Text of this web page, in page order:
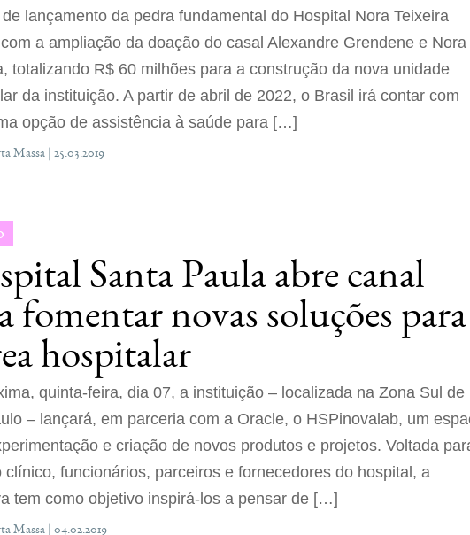
lançamento da pedra fundamental do Hospital Nora Teixeira
a ampliação da doação do casal Alexandre Grendene e Nora
totalizando R$ 60 milhões para a construção da nova unidade
da instituição. A partir de abril de 2022, o Brasil irá contar com
opção de assistência à saúde para […]
Massa | 25.03.2019
Santa Paula abre canal
fomentar novas soluções para
hospitalar
quinta-feira, dia 07, a instituição – localizada na Zona Sul de
– lançará, em parceria com a Oracle, o HSPinovalab, um
e criação de novos produtos e projetos. Voltada
clínico, funcionários, parceiros e fornecedores do hospital, a
tem como objetivo inspirá-los a pensar de […]
Massa | 04.02.2019